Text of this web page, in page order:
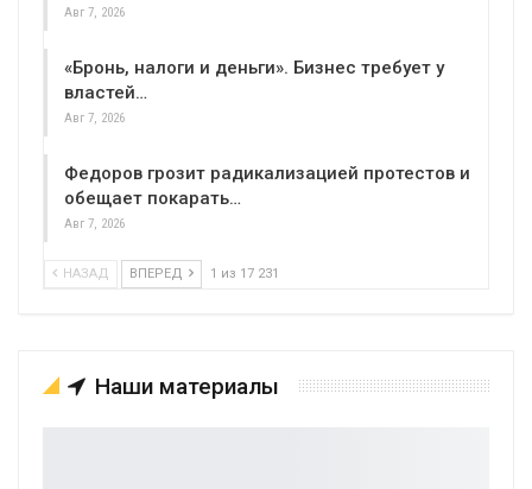
Авг 7, 2026
«Бронь, налоги и деньги». Бизнес требует у
властей…
Авг 7, 2026
Федоров грозит радикализацией протестов и
обещает покарать…
Авг 7, 2026
НАЗАД ВПЕРЕД 1 из 17 231
Наши материалы